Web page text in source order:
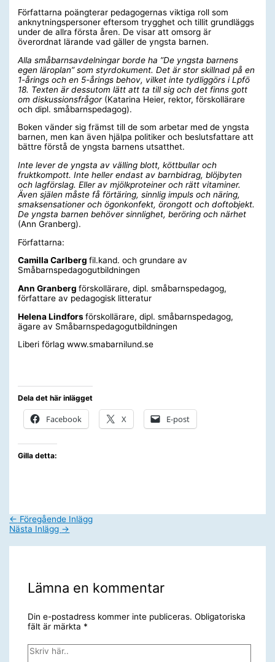
Författarna poängterar pedagogernas viktiga roll som
anknytningspersoner eftersom trygghet och tillit grundläggs
under de allra första åren. De visar att omsorg är
överordnat lärande vad gäller de yngsta barnen.
Alla småbarnsavdelningar borde ha ”De yngsta barnens
egen läroplan” som styrdokument. Det är storskillnad på en
1-årings och en 5-årings behov, vilket inte tydliggörs i Lpfö
18. Texten är dessutom lätt att ta till sig och det finns gott
om diskussionsfrågor (Katarina Heier, rektor, förskollärare
och dipl. småbarnspedagog).
Boken vänder sig främst till de som arbetar med de yngsta
barnen, men kan även hjälpa politiker och beslutsfattare att
bättre förstå de yngsta barnens utsatthet.
Inte lever de yngsta av välling blott, köttbullar och
fruktkompott. Inte heller endast av barnbidrag, blöjbyten
och lagförslag. Eller av mjölkproteiner och rätt vitaminer.
Även själen måste få förtäring, sinnlig impuls och näring,
smaksensationer och ögonkonfekt, örongott och doftobjekt.
De yngsta barnen behöver sinnlighet, beröring och närhet
(Ann Granberg).
Författarna:
Camilla Carlbergfil.kand. och grundare av
Småbarnspedagogutbildningen
Ann Granbergförskollärare, dipl. småbarnspedagog,
författare av pedagogisk litteratur
Helena Lindforsförskollärare, dipl. småbarnspedagog,
ägare av Småbarnspedagogutbildningen
Liberi förlag www.smabarnilund.se
Dela det här inlägget
Facebook X E-post
Gilla detta:
← Föregående Inlägg
Nästa Inlägg →
Lämna en kommentar
Din e-postadress kommer inte publiceras. Obligatoriska
fält är märkta *
Skriv